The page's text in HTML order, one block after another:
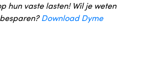
hun vaste lasten! Wil je weten
Download Dyme